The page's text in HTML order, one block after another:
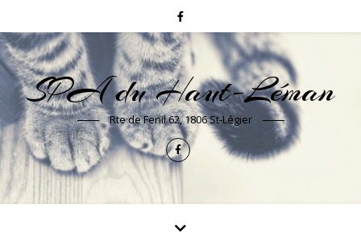
SPA du Haut-Léman
Rte de Fenil 62, 1806 St-Légier